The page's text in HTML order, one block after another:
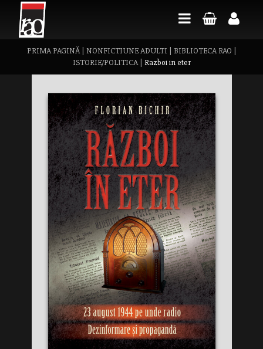
PRIMA PAGINĂ| NONFICTIUNE ADULTI BIBLIOTECA RAO
ISTORIE/POLITICA| Razboi in eter